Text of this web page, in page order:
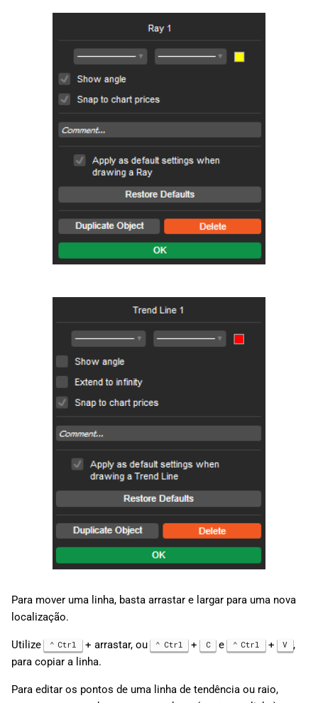
Para mover uma linha, basta arrastar e largar para uma nova
localização.
Utilize Ctrl + arrastar, ou Ctrl + C e Ctrl + V ,
para copiar a linha.
Para editar os pontos de uma linha de tendência ou raio,